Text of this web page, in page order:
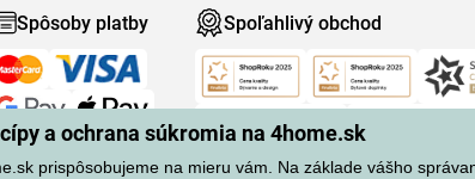
a ochrana súkromia na 4home.sk
prispôsobujeme na mieru vám. Na základe vášho
Spôsoby platby Spoľahlivý obchod